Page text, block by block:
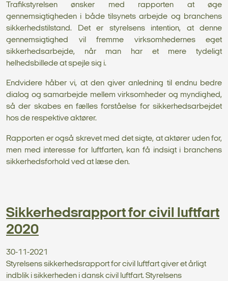
Trafikstyrelsen ønsker med rapporten at øge
gennemsigtigheden i både tilsynets arbejde og branchens
sikkerhedstilstand. Det er styrelsens intention, at denne
gennemsigtighed vil fremme virksomhedernes eget
sikkerhedsarbejde, når man har et mere tydeligt
helhedsbillede at spejle sig i.
Endvidere håber vi, at den giver anledning til endnu bedre
dialog og samarbejde mellem virksomheder og myndighed,
så der skabes en fælles forståelse for sikkerhedsarbejdet
hos de respektive aktører.
Rapporten er også skrevet med det sigte, at aktører uden for,
men med interesse for luftfarten, kan få indsigt i branchens
sikkerhedsforhold ved at læse den.
Sikkerhedsrapport for civil luftfart
2020
30-11-2021
Styrelsens sikkerhedsrapport for civil luftfart giver et årligt
indblik i sikkerheden i dansk civil luftfart. Styrelsens